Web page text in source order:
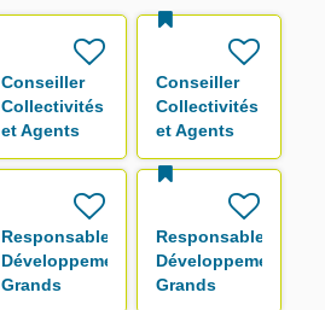
Conseiller
Collectivités
et Agents
F/H
Conseiller
Collectivités
et Agents
F/H
Responsable
Développement
Grands
Responsable
Développement
Grands